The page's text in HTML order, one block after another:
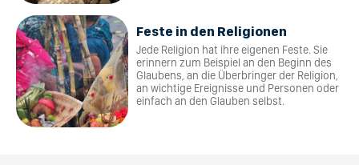
Feste in den Religionen
Jede Religion hat ihre eigenen Feste. Sie
erinnern zum Beispiel an den Beginn des
Glaubens, an die Überbringer der Religion,
an wichtige Ereignisse und Personen oder
einfach an den Glauben selbst.